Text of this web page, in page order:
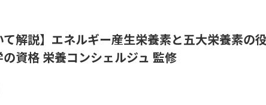
て解説】エネルギー産生栄養素と五大栄養素の
資格 栄養コンシェルジュ 監修